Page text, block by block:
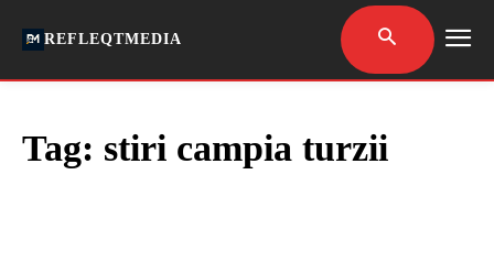
REFLEQTMEDIA
Tag: stiri campia turzii